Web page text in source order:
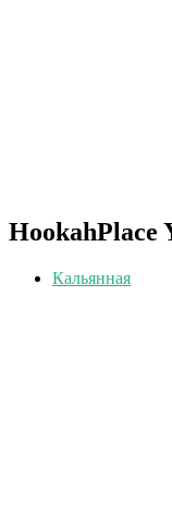
HookahPlace
Кальянная